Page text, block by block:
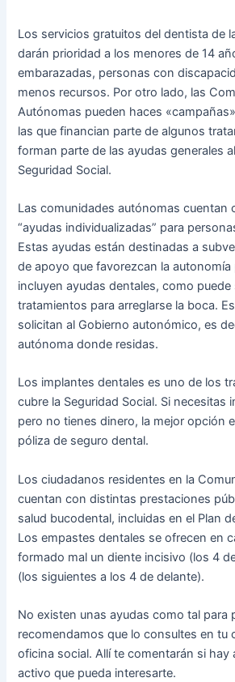
Los servicios gratuitos del dentista de
darán prioridad a los menores de 14
embarazadas, personas con
menos recursos. Por otro lado, las
Autónomas pueden haces
las que financian parte de algunos
forman parte de las ayudas generales
Seguridad Social.
Las comunidades autónomas cuentan
“ayudas individualizadas” para
Estas ayudas están destinadas a
de apoyo que favorezcan la autonomía
incluyen ayudas dentales, como
tratamientos para arreglarse la boca.
solicitan al Gobierno autonómico, es
autónoma donde residas.
Los implantes dentales es uno de los
cubre la Seguridad Social. Si necesitas
pero no tienes dinero, la mejor opción
póliza de seguro dental.
Los ciudadanos residentes en la
cuentan con distintas prestaciones
salud bucodental, incluidas en el Plan
Los empastes dentales se ofrecen en
formado mal un diente incisivo (los 4
(los siguientes a los 4 de delante).
No existen unas ayudas como tal para
recomendamos que lo consultes en tu
oficina social. Allí te comentarán si hay
activo que pueda interesarte.